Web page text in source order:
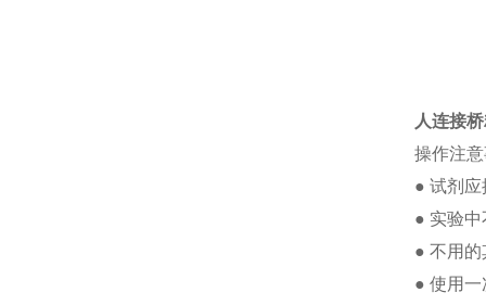
人连接
操作注
● 试剂应
● 实验
● 不用的
● 使用一